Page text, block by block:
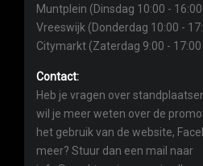
Muntplein (Dinsdag 10:00 -
Vreeswijk (Donderdag 10:00 -
Citymarkt (Zaterdag 9:00 -
Contact:
Heb je vragen over
wil je meer weten over de
het gebruik van de website,
meer? Stuur dan een mail naar